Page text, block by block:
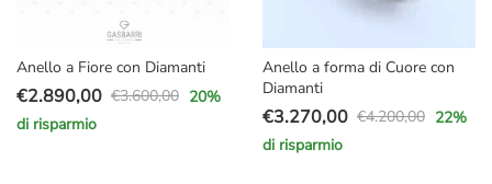
Anello a Fiore con Diamanti
€3.600,00
Il
prezzo
€2.890,00
Il
prezzo
20%
di risparmio
Anello a forma di Cuore con
Diamanti
€4.200,00
Il
prezzo
€3.270,00
Il
prezzo
22%
di risparmio